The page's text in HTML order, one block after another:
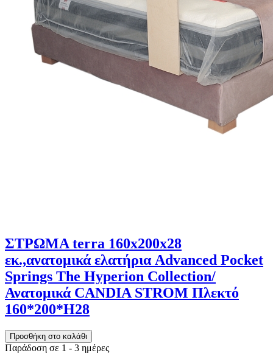
ΣΤΡΩΜΑ terra 160x200x28
εκ.,ανατομικά ελατήρια Advanced Pocket
Springs The Hyperion Collection/
Ανατομικά CANDIA STROM Πλεκτό
160*200*H28
Παράδοση σε 1 - 3 ημέρες